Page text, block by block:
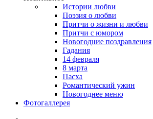
Истории любви
Поэзия о любви
Притчи о жизни и любви
Притчи с юмором
Новогодние поздравления
Гадания
14 февраля
8 марта
Пасха
Романтический ужин
Новогоднее меню
Фотогаллерея